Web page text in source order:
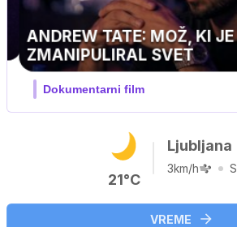
UEFA SUPERPOKAL
V živo na VOYO: sreda ob 20.30
21°C
Ljubljana
3km/h S
VREME